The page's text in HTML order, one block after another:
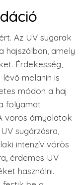
Az UV sugarak
hajszálban, amely
Érdekesség,
melanin is
módon a haj
folyamat
vörös árnyalatok
sugárzásra,
intenzív vörös
érdemes UV
használni.